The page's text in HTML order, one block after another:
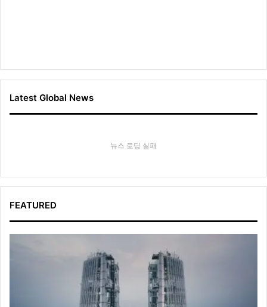
Latest Global News
뉴스 로딩 실패
FEATURED